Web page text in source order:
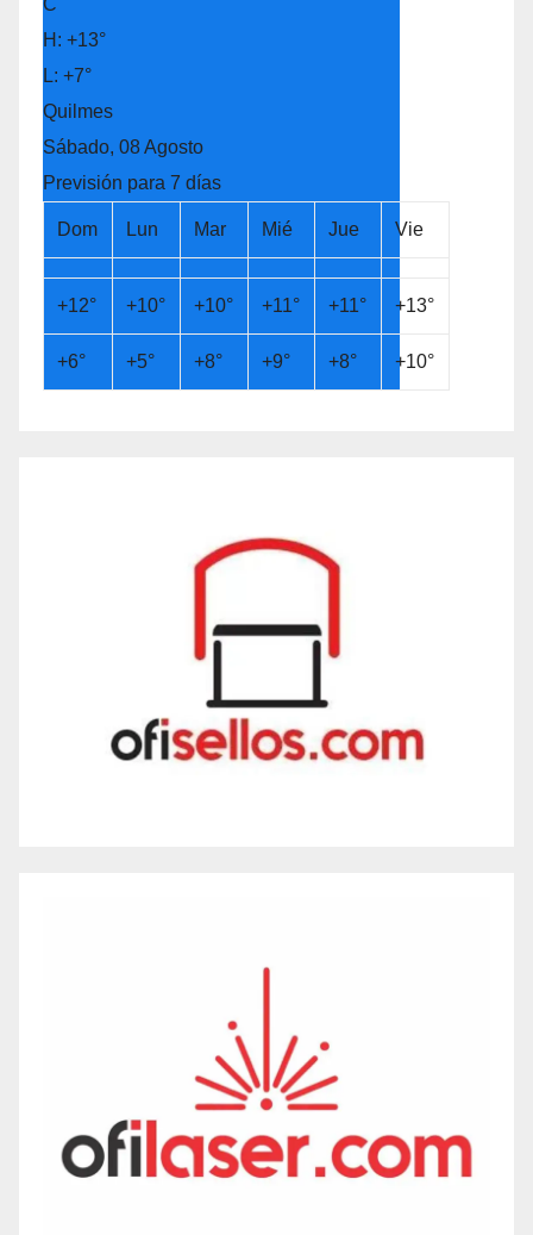
H: +13°
L: +7°
Quilmes
Sábado, 08 Agosto
Previsión para 7 días
Dom Lun Mar Mié Jue Vie
+12° +10° +10° +11° +11° +13°
+6° +5° +8° +9° +8° +10°